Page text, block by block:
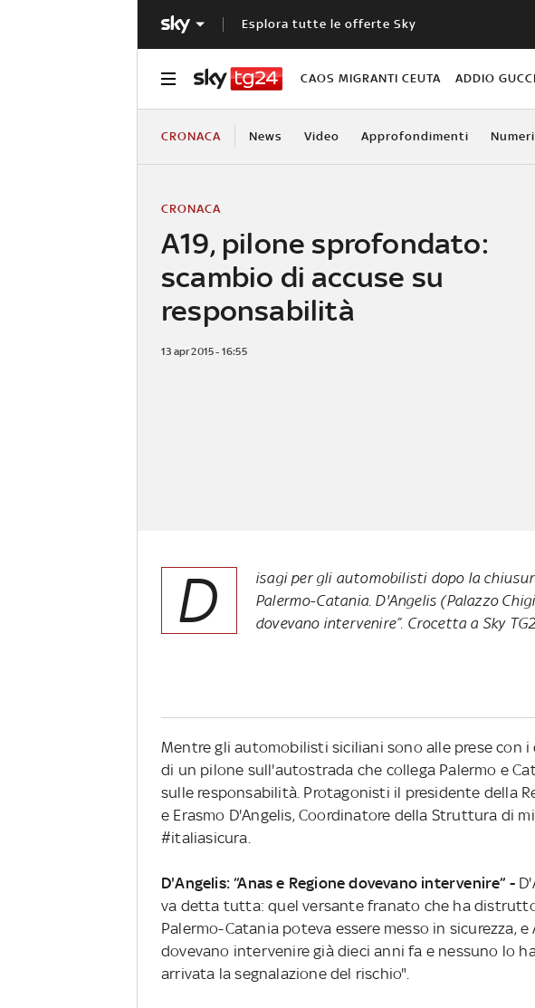
Esplora tutte le offerte Sky
CAOS MIGRANTI CEUTA ADDIO
CRONACA News Video Approfondimenti
A19, pilone sprofondato:
scambio di accuse su
responsabilità
CRONACA
13 apr 2015 - 16:55
D
isagi per gli automobilisti dopo la
Palermo-Catania. D'Angelis (Palazzo
dovevano intervenire”. Crocetta a Sky
Mentre gli automobilisti siciliani sono alle prese con
di un pilone sull'autostrada che collega Palermo e
sulle responsabilità. Protagonisti il presidente della
e Erasmo D'Angelis, Coordinatore della Struttura di
#italiasicura.
D'Angelis: “Anas e Regione dovevano intervenire” -
va detta tutta: quel versante franato che ha
Palermo-Catania poteva essere messo in sicurezza,
dovevano intervenire già dieci anni fa e nessuno lo
arrivata la segnalazione del rischio".